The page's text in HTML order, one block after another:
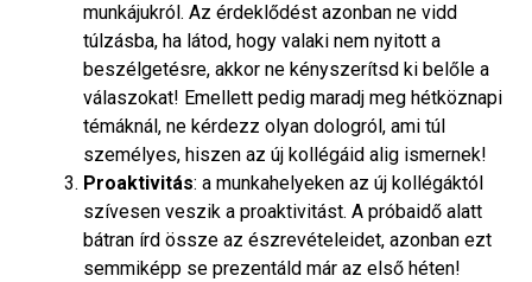
munkájukról. Az érdeklődést azonban ne vidd
túlzásba, ha látod, hogy valaki nem nyitott a
beszélgetésre, akkor ne kényszerítsd ki belőle a
válaszokat! Emellett pedig maradj meg hétköznapi
témáknál, ne kérdezz olyan dologról, ami túl
személyes, hiszen az új kollégáid alig ismernek!
Proaktivitás: a munkahelyeken az új kollégáktól
szívesen veszik a proaktivitást. A próbaidő alatt
bátran írd össze az észrevételeidet, azonban ezt
semmiképp se prezentáld már az első héten!